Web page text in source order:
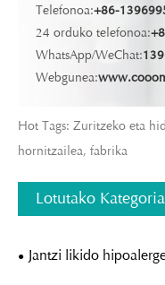
Telefonoa:+86-
24 orduko telefonoa:
WhatsApp/WeChat:
Webgunea:
Hot Tags: Zuritzeko eta
hornitzailea, fabrika
Lotutako Kategoria
Jantzi likido